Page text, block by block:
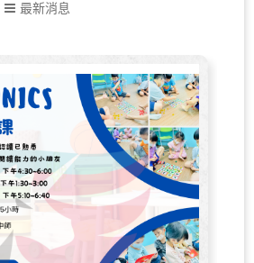
最新消息